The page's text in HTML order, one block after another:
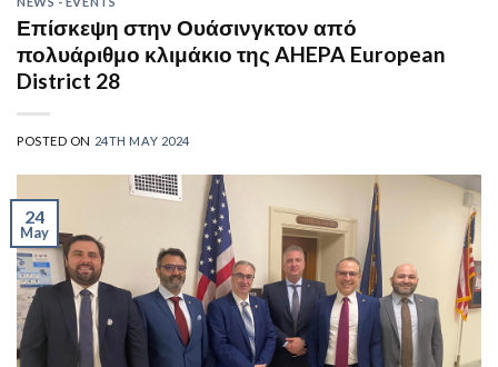
Επίσκεψη στην Ουάσινγκτον από
πολυάριθμο κλιμάκιο της AHEPA European
District 28
POSTED ON 24TH MAY 2024
24
May